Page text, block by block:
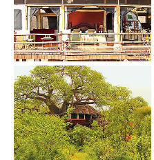
Show larger version